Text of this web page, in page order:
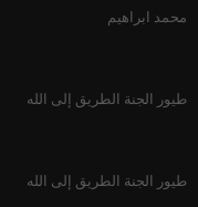
محمد ابراهيم
طيور الجنة الطريق إلى الله
طيور الجنة الطريق إلى الله